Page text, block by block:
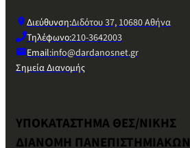
Διεύθυνση:Διδότου 37, 10680 Αθήνα
Τηλέφωνο:210-3642003
Email:info@dardanosnet.gr
Σημεία Διανομής
ΥΠΟΚΑΤΑΣΤΗΜΑ ΘΕΣ/ΝΙΚΗΣ
ΔΙΑΝΟΜΗ